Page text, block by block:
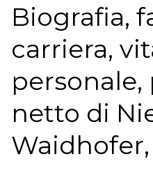
Biografia,
carriera,
netto di